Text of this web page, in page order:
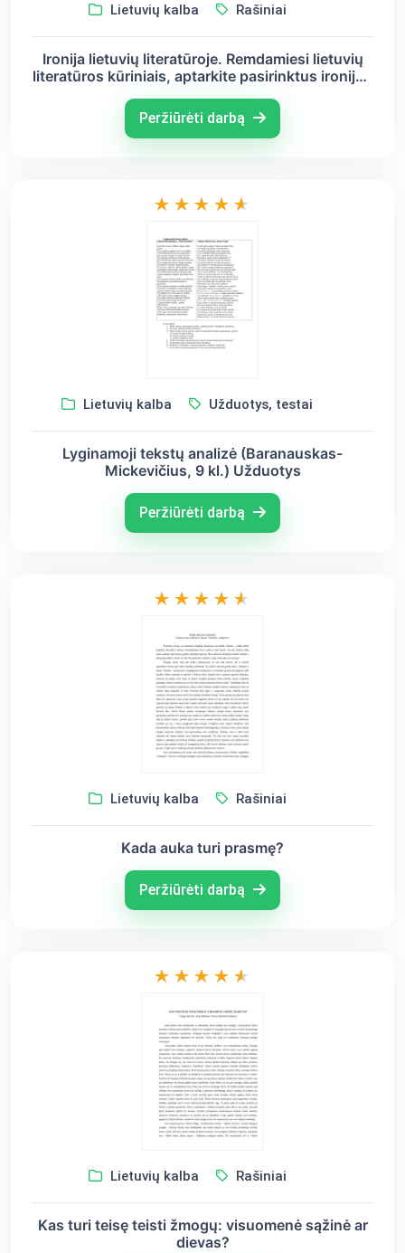
Lietuvių kalba Rašiniai
Ironija lietuvių literatūroje. Remdamiesi lietuvių
literatūros kūriniais, aptarkite pasirinktus ironijos
Peržiūrėti darbą
Lietuvių kalba Užduotys, testai
Lyginamoji tekstų analizė (Baranauskas-
Mickevičius, 9 kl.) Užduotys
Peržiūrėti darbą
Lietuvių kalba Rašiniai
Kada auka turi prasmę?
Peržiūrėti darbą
Lietuvių kalba Rašiniai
Kas turi teisę teisti žmogų: visuomenė sąžinė ar
dievas?